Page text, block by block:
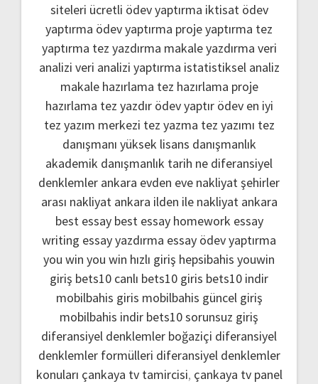
siteleri ücretli ödev yaptırma iktisat ödev
yaptırma ödev yaptırma proje yaptırma tez
yaptırma tez yazdırma makale yazdırma veri
analizi veri analizi yaptırma istatistiksel analiz
makale hazırlama tez hazırlama proje
hazırlama tez yazdır ödev yaptır ödev en iyi
tez yazım merkezi tez yazma tez yazımı tez
danışmanı yüksek lisans danışmanlık
akademik danışmanlık tarih ne diferansiyel
denklemler ankara evden eve nakliyat şehirler
arası nakliyat ankara ilden ile nakliyat ankara
best essay best essay homework essay
writing essay yazdırma essay ödev yaptırma
you win you win hızlı giriş hepsibahis youwin
giriş bets10 canlı bets10 giris bets10 indir
mobilbahis giris mobilbahis güncel giriş
mobilbahis indir bets10 sorunsuz giriş
diferansiyel denklemler boğaziçi diferansiyel
denklemler formülleri diferansiyel denklemler
konuları çankaya tv tamircisi, çankaya tv panel